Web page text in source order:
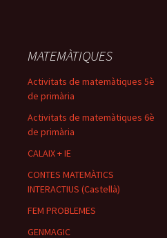
MATEMÀTIQUES
Activitats de matemàtiques 5è
de primària
Activitats de matemàtiques 6è
de primària
CALAIX + IE
CONTES MATEMÀTICS
INTERACTIUS (Castellà)
FEM PROBLEMES
GENMAGIC